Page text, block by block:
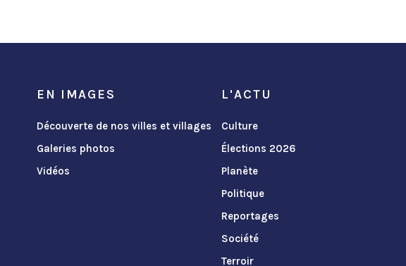
EN IMAGES
Découverte de nos villes et villages
Galeries photos
Vidéos
L'ACTU
Culture
Élections 2026
Planète
Politique
Reportages
Société
Terroir